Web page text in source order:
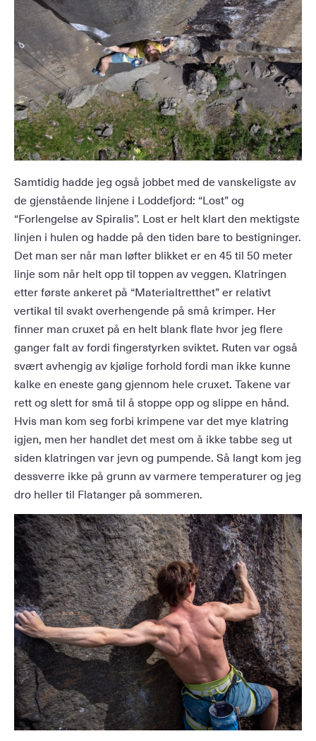
Samtidig hadde jeg også jobbet med de vanskeligste av
de gjenstående linjene i Loddefjord: “Lost” og
“Forlengelse av Spiralis”. Lost er helt klart den mektigste
linjen i hulen og hadde på den tiden bare to bestigninger.
Det man ser når man løfter blikket er en 45 til 50 meter
linje som når helt opp til toppen av veggen. Klatringen
etter første ankeret på “Materialtretthet” er relativt
vertikal til svakt overhengende på små krimper. Her
finner man cruxet på en helt blank flate hvor jeg flere
ganger falt av fordi fingerstyrken sviktet. Ruten var også
svært avhengig av kjølige forhold fordi man ikke kunne
kalke en eneste gang gjennom hele cruxet. Takene var
rett og slett for små til å stoppe opp og slippe en hånd.
Hvis man kom seg forbi krimpene var det mye klatring
igjen, men her handlet det mest om å ikke tabbe seg ut
siden klatringen var jevn og pumpende. Så langt kom jeg
dessverre ikke på grunn av varmere temperaturer og jeg
dro heller til Flatanger på sommeren.